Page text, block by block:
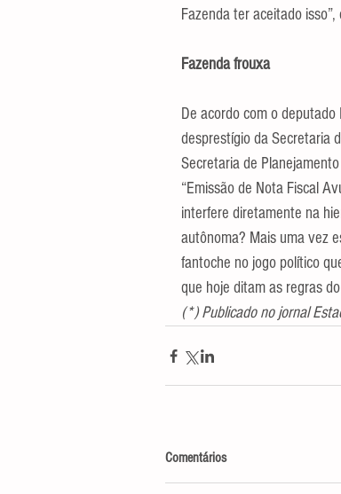
Fazenda ter aceitado isso”,
Fazenda frouxa
De acordo com o
desprestígio da Secretaria
Secretaria de
“Emissão de Nota Fiscal
interfere diretamente na
autônoma? Mais uma vez
fantoche no jogo político
que hoje ditam as regras
(*) Publicado no jornal
Comentários